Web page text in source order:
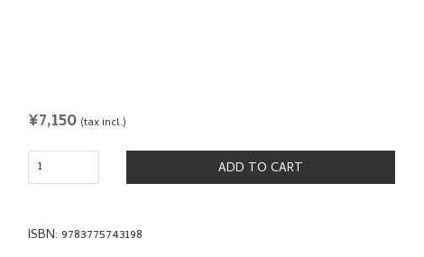
REGULAR
¥7,150 (tax incl.)
ADD TO CART
ISBN: 9783775743198